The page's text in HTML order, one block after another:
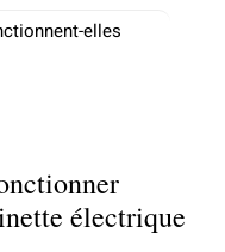
elles
électrique